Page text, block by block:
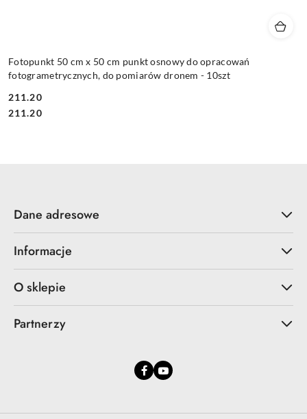
Fotopunkt 50 cm x 50 cm punkt osnowy do opracowań
fotogrametrycznych, do pomiarów dronem - 10szt
Cena:
211.20
Cena:
211.20
Dane adresowe
Informacje
O sklepie
Partnerzy